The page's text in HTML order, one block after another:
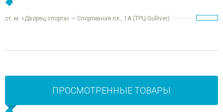
ст. м. «Дворец спорта» — Спортивная пл., 1А (ТРЦ Gulliver)
ПРОСМОТРЕННЫЕ ТОВАРЫ